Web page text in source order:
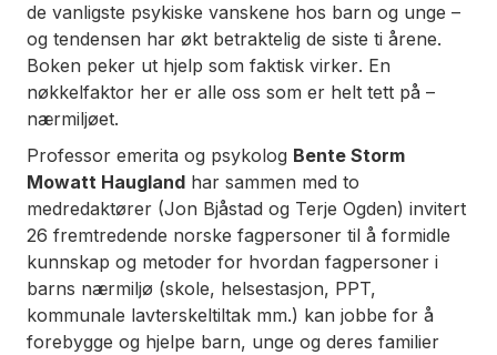
de vanligste psykiske vanskene hos barn og unge –
og tendensen har økt betraktelig de siste ti årene.
Boken peker ut hjelp som faktisk virker. En
nøkkelfaktor her er alle oss som er helt tett på –
nærmiljøet.
Professor emerita og psykolog Bente Storm
Mowatt Haugland har sammen med to
medredaktører (Jon Bjåstad og Terje Ogden) invitert
26 fremtredende norske fagpersoner til å formidle
kunnskap og metoder for hvordan fagpersoner i
barns nærmiljø (skole, helsestasjon, PPT,
kommunale lavterskeltiltak mm.) kan jobbe for å
forebygge og hjelpe barn, unge og deres familier